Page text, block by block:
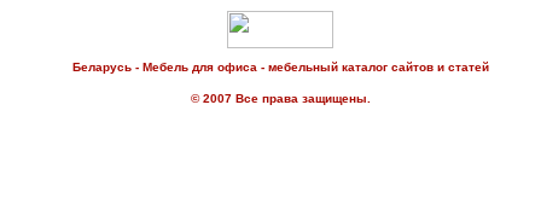
Беларусь - Мебель для офиса - мебельный каталог сайтов и статей
© 2007 Все права защищены.